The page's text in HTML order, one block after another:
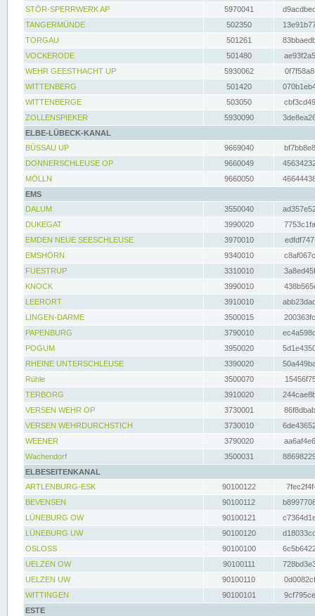
STÖR-SPERRWERK AP 5970041
TANGERMÜNDE
502350
TORGAU
501261
VOCKERODE
501480
WEHR GEESTHACHT UP
5930062
WITTENBERG
501420
WITTENBERGE
503050
ZOLLENSPIEKER
5930090
ELBE-LÜBECK-KANAL
BÜSSAU UP
9669040
DONNERSCHLEUSE OP
9660049
MÖLLN
9660050
EMS
DALUM
3550040
DUKEGAT
3990020
EMDEN NEUE SEESCHLEUSE
3970010
EMSHÖRN
9340010
FUESTRUP
3310010
KNOCK
3990010
LEERORT
3910010
LINGEN-DARME
3500015
PAPENBURG
3790010
POGUM
3950020
RHEINE UNTERSCHLEUSE
3390020
Rühle
3500070
TERBORG
3910020
VERSEN WEHR OP
3730001
VERSEN WEHRDURCHSTICH
3730010
WEENER
3790020
Wachendorf
3500031
ELBESEITENKANAL
ARTLENBURG-ESK
90100122
BEVENSEN
90100112
LÜNEBURG OW
90100121
LÜNEBURG UW
90100120
OSLOSS
90100100
UELZEN OW
90100111
UELZEN UW
90100110
WITTINGEN
90100101
ESTE